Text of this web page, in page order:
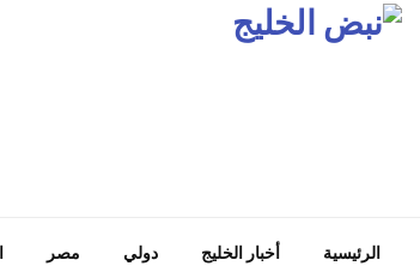
الرئيسية أخبار الخليج دولي مصر